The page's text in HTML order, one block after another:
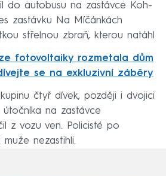
do autobusu na zastávce Koh-
zastávku Na Míčánkách
střelnou zbraň, kterou natáhl
fotovoltaiky rozmetala dům
se na exkluzivní záběry
čtyř dívek, později i dvojici
na zastávce
z vozu ven. Policisté po
nezastihli.